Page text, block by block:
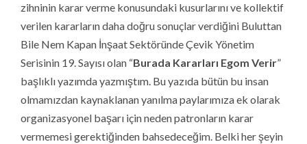
zihninin karar verme konusundaki kusurlarını ve kollektif
verilen kararların daha doğru sonuçlar verdiğini Buluttan
Bile Nem Kapan İnşaat Sektöründe Çevik Yönetim
Serisinin 19. Sayısı olan “Burada Kararları Egom Verir”
başlıklı yazımda yazmıştım. Bu yazıda bütün bu insan
olmamızdan kaynaklanan yanılma paylarımıza ek olarak
organizasyonel başarı için neden patronların karar
vermemesi gerektiğinden bahsedeceğim. Belki her şeyin